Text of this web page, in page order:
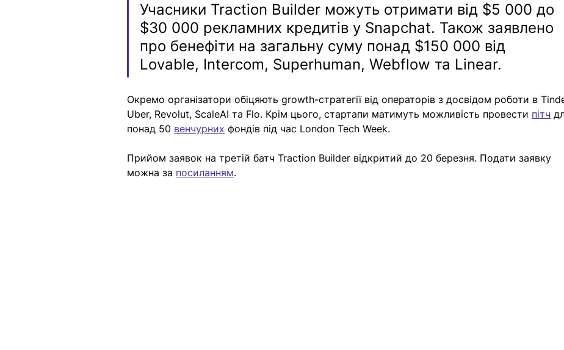
Учасники Traction Builder можуть отримати від $5 000 до
$30 000 рекламних кредитів у Snapchat. Також заявлено
про бенефіти на загальну суму понад $150 000 від
Lovable, Intercom, Superhuman, Webflow та Linear.
Окремо організатори обіцяють growth-стратегії від операторів з досвідом роботи в
Uber, Revolut, ScaleAI та Flo. Крім цього, стартапи матимуть можливість провести пітч
понад 50 венчурних фондів під час London Tech Week.
Прийом заявок на третій батч Traction Builder відкритий до 20 березня. Подати заявку
можна за посиланням.